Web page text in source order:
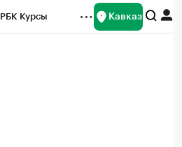
РБК Курсы Кавказ